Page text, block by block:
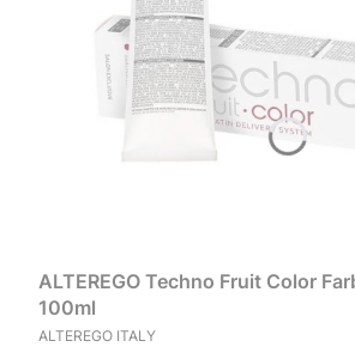
ALTEREGO Techno Fruit Color
100ml
PRODUCENT
ALTEREGO ITALY